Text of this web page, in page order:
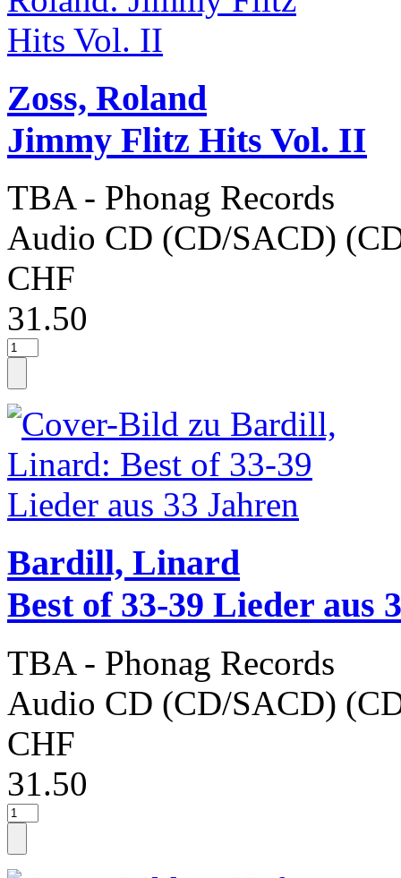
Zoss, Roland
Jimmy Flitz Hits Vol. II
TBA - Phonag Records
Audio CD (CD/SACD)
CHF
31.50
Bardill, Linard
Best of 33-39 Lieder aus
TBA - Phonag Records
Audio CD (CD/SACD)
CHF
31.50